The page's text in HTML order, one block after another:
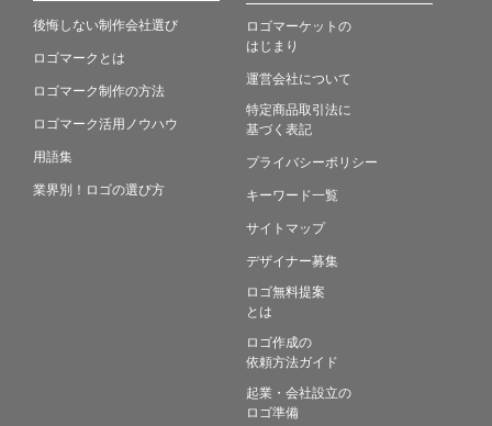
後悔しない制作会社選び
ロゴマークとは
ロゴマーク制作の方法
ロゴマーク活用ノウハウ
用語集
業界別！ロゴの選び方
ロゴマーケットの
はじまり
運営会社について
特定商品取引法に
基づく表記
プライバシーポリシー
キーワード一覧
サイトマップ
デザイナー募集
ロゴ無料提案
とは
ロゴ作成の
依頼方法ガイド
起業・会社設立の
ロゴ準備